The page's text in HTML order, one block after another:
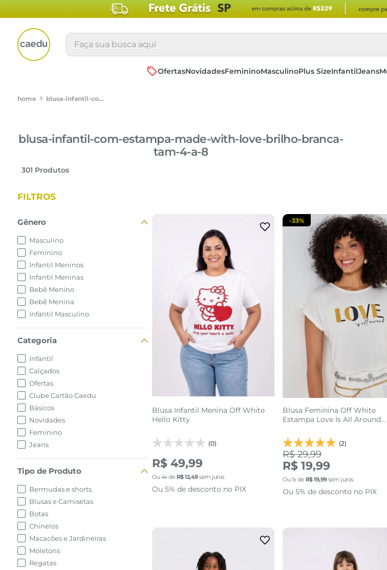
Faça sua busca aqui
OfertasNovidadesFemininoMasculinoPlus SizeInfantilJeans
blusa-infantil-com-estampa-made-with-love-brilho-branca-tam-4-a-8
blusa-infantil-com-estampa-made-with-love-brilho-branca-
tam-4-a-8
301 Produtos
FILTROS
Gênero
Masculino
Feminino
Infantil Meninos
Infantil Meninas
Bebê Menino
Bebê Menina
Infantil Masculino
Categoria
Infantil
Calçados
Ofertas
Clube Cartão Caedu
Básicos
Novidades
Feminino
Jeans
Tipo de Produto
Bermudas e shorts
Blusas e Camisetas
Botas
Chinelos
Macacões e Jardineiras
Moletons
Regatas
G1 G2 G3
adicionar a sacola
Blusa Infantil Menina Off White
Hello Kitty
(0)
R$ 49,99
Ou4x de R$12,49sem juros
Ou 5% de desconto no PIX
GG
adicionar a sacola
Blusa Feminina Off White
Estampa Love Is All Around
Dourada
(2)
-33%
R$ 29,99
R$ 19,99
Ou1x de R$19,99sem juros
Ou 5% de desconto no PIX